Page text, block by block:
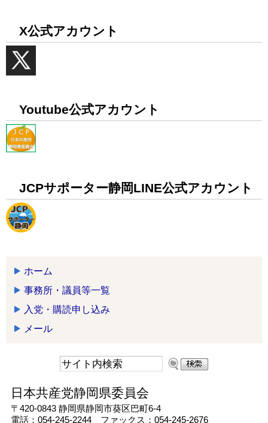
X公式アカウント
Youtube公式アカウント
JCPサポーター静岡LINE公式アカウント
ホーム
事務所・議員等一覧
入党・購読申し込み
メール
日本共産党静岡県委員会
〒420-0843 静岡県静岡市葵区巴町6-4
電話：054-245-2244 ファックス：054-245-2676